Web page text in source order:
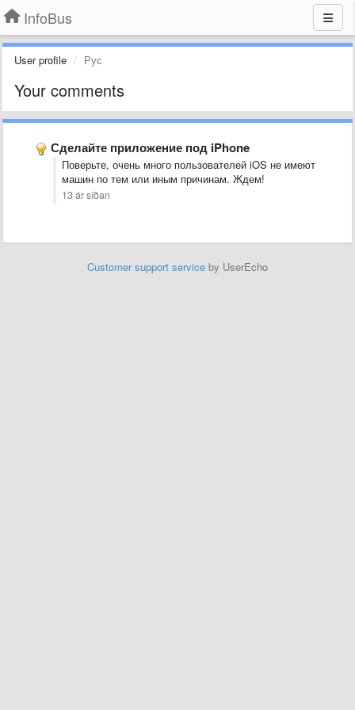
InfoBus
User profile Рус
Your comments
Сделайте приложение под iPhone
Поверьте, очень много пользователей iOS не имеют
машин по тем или иным причинам. Ждем!
13 ár síðan
Customer support service by UserEcho